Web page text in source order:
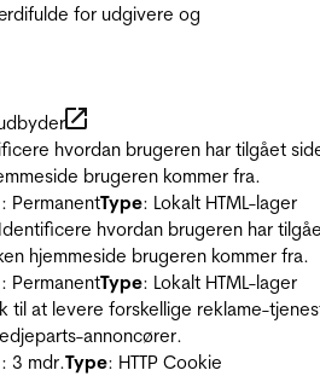
for udgivere og
hvordan brugeren har tilgået
brugeren kommer fra.
: PermanentType: Lokalt HTML-lager
Identificere hvordan brugeren har
hjemmeside brugeren kommer fra.
: PermanentType: Lokalt HTML-lager
til at levere forskellige reklame-
annoncører.
: 3 mdr.Type: HTTP Cookie